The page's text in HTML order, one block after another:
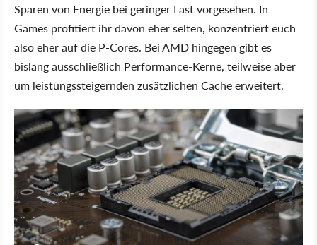
Sparen von Energie bei geringer Last vorgesehen. In
Games profitiert ihr davon eher selten, konzentriert euch
also eher auf die P-Cores. Bei AMD hingegen gibt es
bislang ausschließlich Performance-Kerne, teilweise aber
um leistungssteigernden zusätzlichen Cache erweitert.